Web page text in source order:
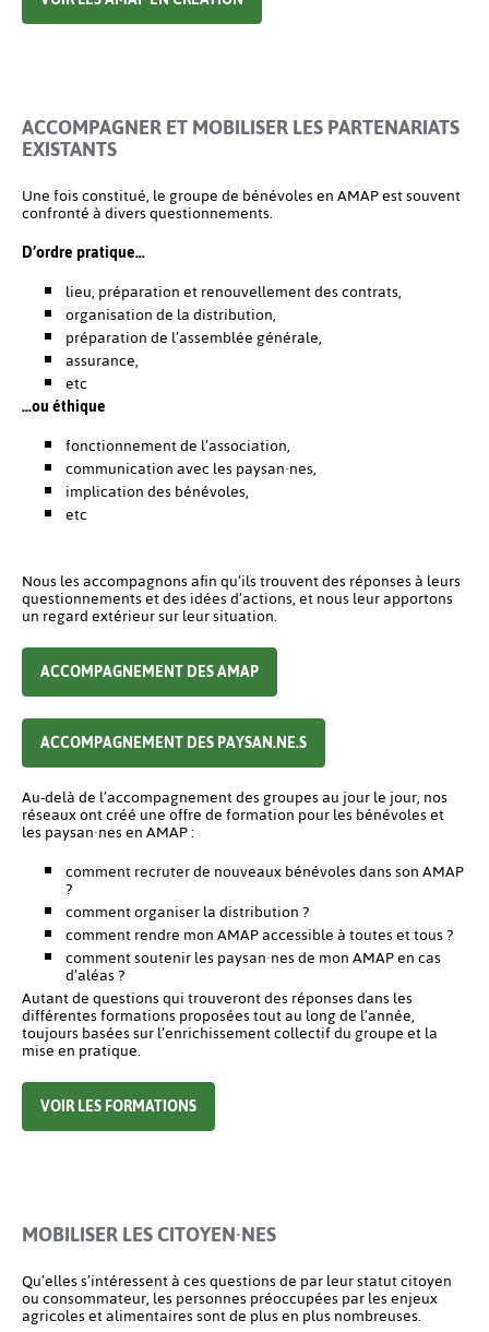
ACCOMPAGNER ET MOBILISER LES PARTENARIATS
EXISTANTS
Une fois constitué, le groupe de bénévoles en AMAP est souvent
confronté à divers questionnements.
D’ordre pratique…
lieu, préparation et renouvellement des contrats,
organisation de la distribution,
préparation de l’assemblée générale,
assurance,
etc
…ou éthique
fonctionnement de l’association,
communication avec les paysan·nes,
implication des bénévoles,
etc
Nous les accompagnons afin qu’ils trouvent des réponses à leurs
questionnements et des idées d’actions, et nous leur apportons
un regard extérieur sur leur situation.
ACCOMPAGNEMENT DES AMAP
ACCOMPAGNEMENT DES PAYSAN.NE.S
Au-delà de l’accompagnement des groupes au jour le jour, nos
réseaux ont créé une offre de formation pour les bénévoles et
les paysan·nes en AMAP :
comment recruter de nouveaux bénévoles dans son AMAP
?
comment organiser la distribution ?
comment rendre mon AMAP accessible à toutes et tous ?
comment soutenir les paysan·nes de mon AMAP en cas
d’aléas ?
Autant de questions qui trouveront des réponses dans les
différentes formations proposées tout au long de l’année,
toujours basées sur l’enrichissement collectif du groupe et la
mise en pratique.
VOIR LES FORMATIONS
MOBILISER LES CITOYEN·NES
Qu’elles s’intéressent à ces questions de par leur statut citoyen
ou consommateur, les personnes préoccupées par les enjeux
agricoles et alimentaires sont de plus en plus nombreuses.